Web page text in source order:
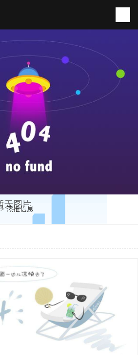
热推信息